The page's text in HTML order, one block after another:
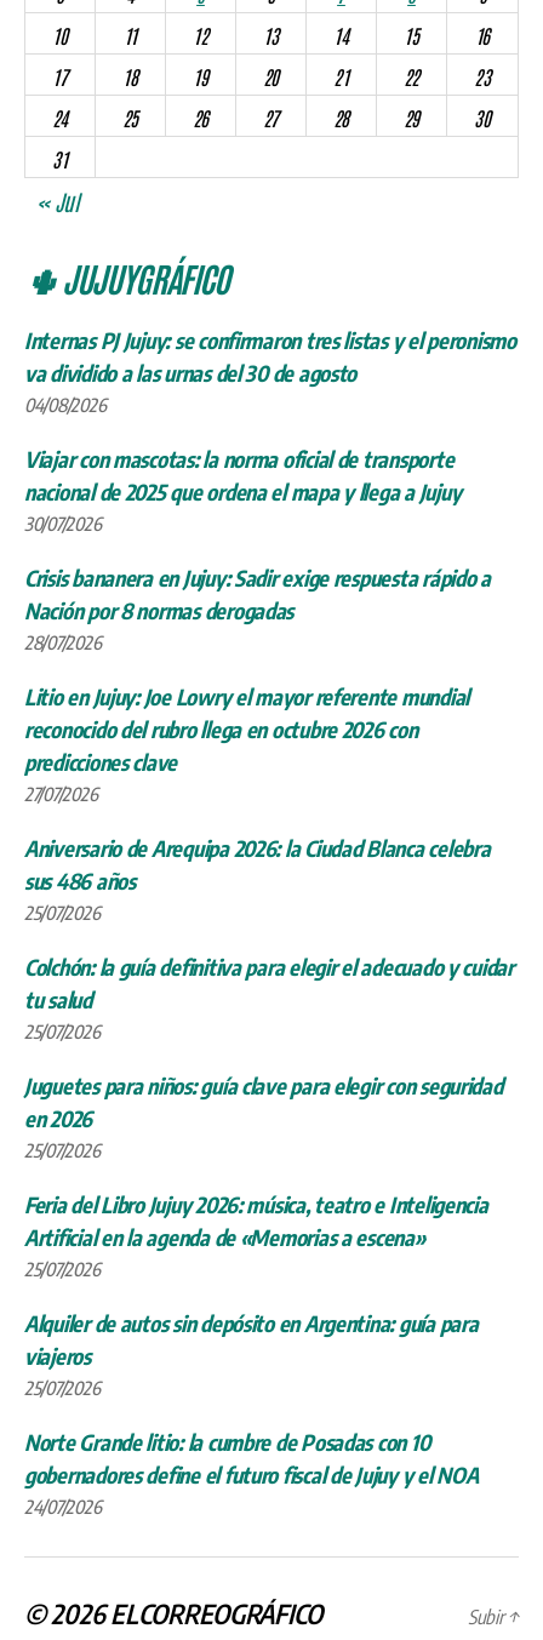
10
11 12 13 14 15
16
17
18 19 20 21 22
23
24
25 26 27 28 29
30
31
« Jul
🌵 JUJUYGRÁFICO
Internas PJ Jujuy: se confirmaron tres listas y el peronismo
va dividido a las urnas del 30 de agosto
04/08/2026
Viajar con mascotas: la norma oficial de transporte
nacional de 2025 que ordena el mapa y llega a Jujuy
30/07/2026
Crisis bananera en Jujuy: Sadir exige respuesta rápido a
Nación por 8 normas derogadas
28/07/2026
Litio en Jujuy: Joe Lowry el mayor referente mundial
reconocido del rubro llega en octubre 2026 con
predicciones clave
27/07/2026
Aniversario de Arequipa 2026: la Ciudad Blanca celebra
sus 486 años
25/07/2026
Colchón: la guía definitiva para elegir el adecuado y cuidar
tu salud
25/07/2026
Juguetes para niños: guía clave para elegir con seguridad
en 2026
25/07/2026
Feria del Libro Jujuy 2026: música, teatro e Inteligencia
Artificial en la agenda de «Memorias a escena»
25/07/2026
Alquiler de autos sin depósito en Argentina: guía para
viajeros
25/07/2026
Norte Grande litio: la cumbre de Posadas con 10
gobernadores define el futuro fiscal de Jujuy y el NOA
24/07/2026
© 2026ELCORREOGRÁFICO Subir↑